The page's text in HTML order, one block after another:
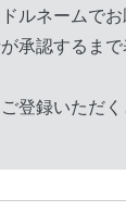
ルネームで
承認するま
登録いただ